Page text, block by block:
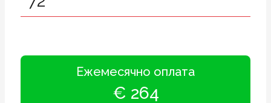
Ежемесячно оплата
€ 264